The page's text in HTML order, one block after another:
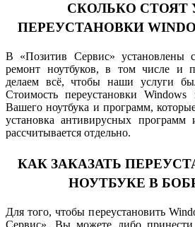
СКОЛЬКО СТОЯТ
ПЕРЕУСТАНОВКИ
В «Позитив Сервис» установлены
ремонт ноутбуков, в том числе и
делаем всё, чтобы наши услуги
Стоимость переустановки Windows
Вашего ноутбука и программ,
установка антивирусных программ
рассчитывается отдельно.
КАК ЗАКАЗАТЬ
НОУТБУКЕ В
Для того, чтобы переустановить
Сервис», Вы можете либо